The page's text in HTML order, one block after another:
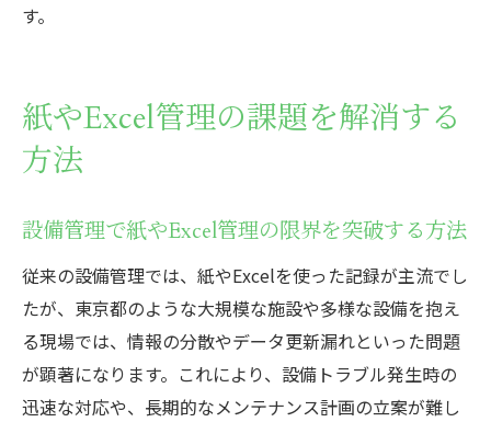
す。
紙やExcel管理の課題を解消する
方法
設備管理で紙やExcel管理の限界を突破する方法
従来の設備管理では、紙やExcelを使った記録が主流でし
たが、東京都のような大規模な施設や多様な設備を抱え
る現場では、情報の分散やデータ更新漏れといった問題
が顕著になります。これにより、設備トラブル発生時の
迅速な対応や、長期的なメンテナンス計画の立案が難し